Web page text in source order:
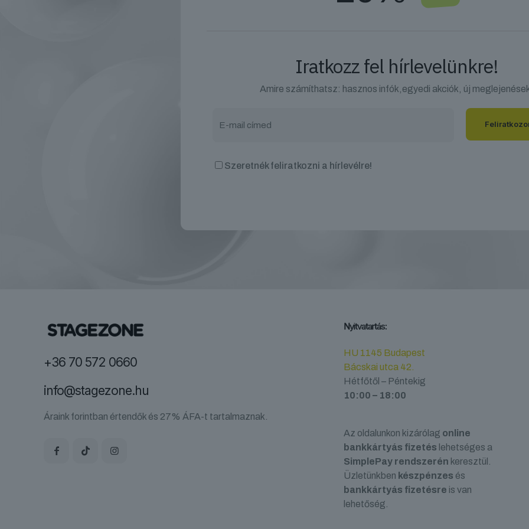
Iratkozz fel hírlevelünkre!
Amire számíthatsz: hasznos infók,egyedi akciók, új
Szeretnék feliratkozni a hírlevélre!
+36 70 572 0660
info@stagezone.hu
Áraink forintban értendők és 27% ÁFA-t tartalmaznak.
Nyitvatartás:
HU 1145 Budapest
Bácskai utca 42.
Hétfőtől – Péntekig
10:00 – 18:00
Az oldalunkon kizárólag online
bankkártyás fizetés lehetséges a
SimplePay rendszerén keresztül.
Üzletünkben készpénzes és
bankkártyás fizetésre is van
lehetőség.